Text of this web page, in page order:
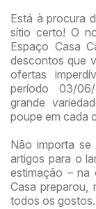
Está à procura
sítio certo! O
Espaço Casa
descontos que
ofertas
período 03/
grande
poupe em cada
Não importa se
artigos para o
estimação –
Casa preparou,
todos os gostos.